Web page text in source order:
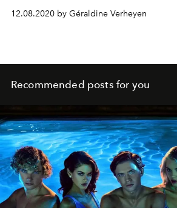
12.08.2020 by Géraldine Verheyen
Recommended posts for you